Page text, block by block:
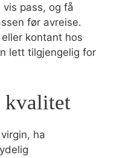
vis pass, og få
før avreise.
kontant hos
lett tilgjengelig for
kvalitet
ha